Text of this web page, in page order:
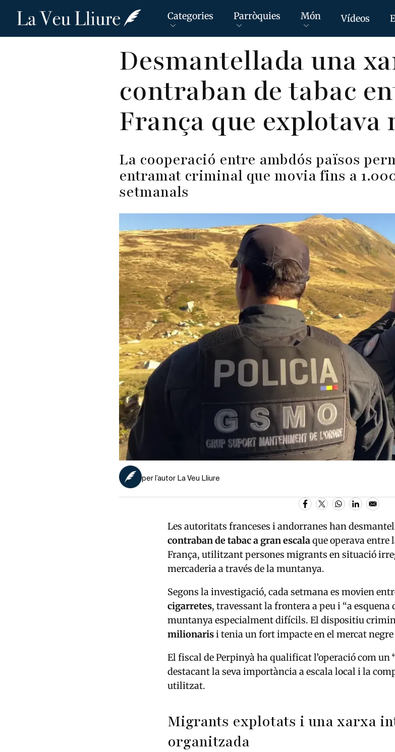
Vés
Categories Parròquies Món Vídeos
Desmantellada una
contraban de tabac
França que explotava
La cooperació entre ambdós països
entramat criminal que movia fins a
setmanals
per l’autor La Veu Lliure
Les autoritats franceses i andorranes han
contraban de tabac a gran escalaque operava entre
França, utilitzant persones migrants en situació
mercaderia a través de la muntanya.
Segons la investigació, cada setmana es movien
cigarretes, travessant la frontera a peu i “a esquena
muntanya especialment difícils. El dispositiu
milionarisi tenia un fort impacte en el mercat negre
El fiscal de Perpinyà ha qualificat l’operació com un
destacant la seva importància a escala local i la
utilitzat.
Migrants explotats i una xarxa
organitzada